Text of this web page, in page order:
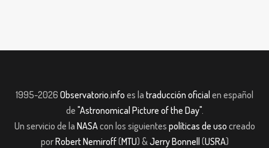
1995-2026 Observatorio.info es la traducción oficial en español
de "Astronomical Picture of the Day".
Un servicio de la NASAcon los siguientes políticas de uso creado
porRobert Nemiroff(MTU) &Jerry Bonnell (USRA)